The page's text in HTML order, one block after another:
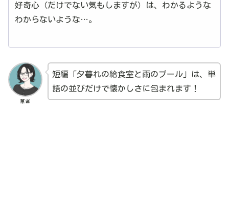
好奇心（だけでない気もしますが）は、わかるような
わからないような…。
筆者
短編「夕暮れの給食室と雨のプール」は、単
語の並びだけで懐かしさに包まれます！